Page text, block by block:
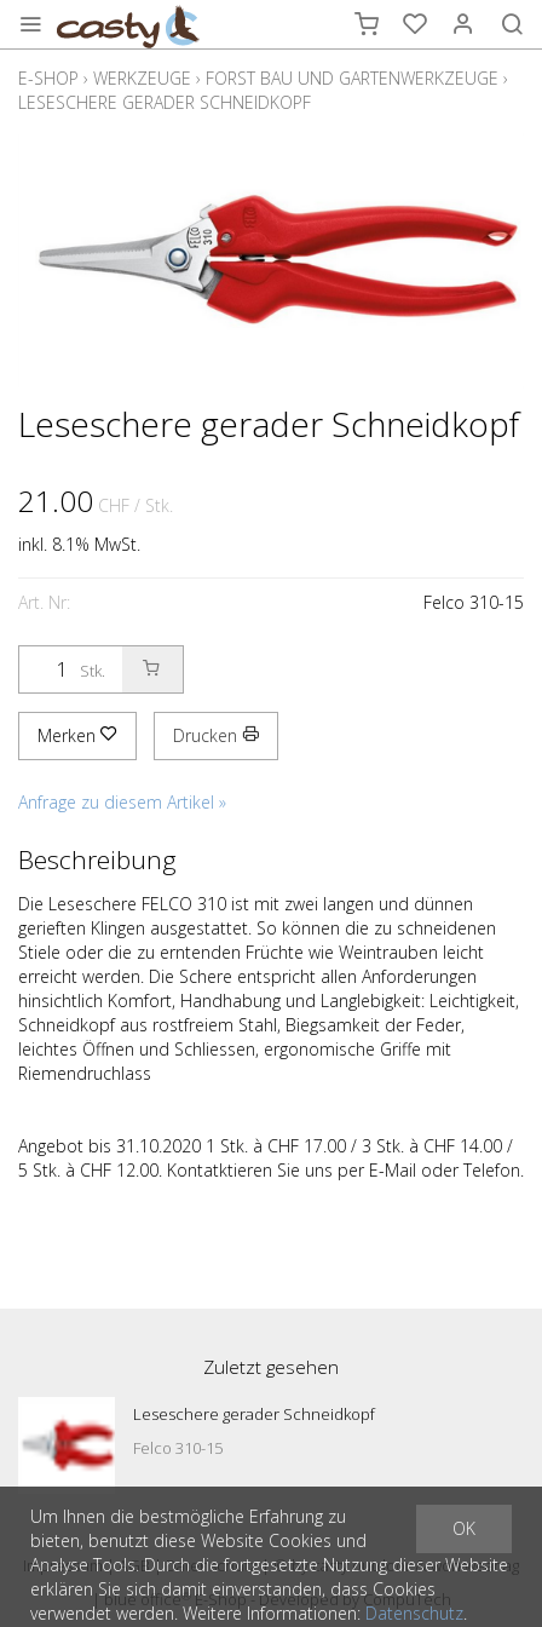
E-SHOP › WERKZEUGE › FORST BAU UND GARTENWERKZEUGE ›
LESESCHERE GERADER SCHNEIDKOPF
Leseschere gerader Schneidkopf
21.00 CHF / Stk.
inkl. 8.1% MwSt.
Art. Nr: Felco 310-15
Stk.
Merken Drucken
Anfrage zu diesem Artikel »
Beschreibung
Die Leseschere FELCO 310 ist mit zwei langen und dünnen
gerieften Klingen ausgestattet. So können die zu schneidenen
Stiele oder die zu erntenden Früchte wie Weintrauben leicht
erreicht werden. Die Schere entspricht allen Anforderungen
hinsichtlich Komfort, Handhabung und Langlebigkeit: Leichtigkeit,
Schneidkopf aus rostfreiem Stahl, Biegsamkeit der Feder,
leichtes Öffnen und Schliessen, ergonomische Griffe mit
Riemendruchlass
Angebot bis 31.10.2020 1 Stk. à CHF 17.00 / 3 Stk. à CHF 14.00 /
5 Stk. à CHF 12.00. Kontatktieren Sie uns per E-Mail oder Telefon.
Zuletzt gesehen
Leseschere gerader Schneidkopf
Felco 310-15
Impressum|AGB|Datenschutz| © bycasty outdoor & workwear ag
|blue office® E-Shop - Developed byCompuTech
OK
Um Ihnen die bestmögliche Erfahrung zu
bieten, benutzt diese Website Cookies und
Analyse Tools. Durch die fortgesetzte Nutzung dieser Website
erklären Sie sich damit einverstanden, dass Cookies
verwendet werden. Weitere Informationen: Datenschutz.